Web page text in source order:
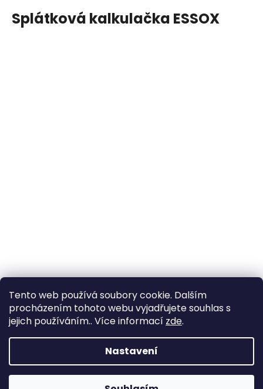
Tento web používá soubory cookie. Dalším
procházením tohoto webu vyjadřujete souhlas s
jejich používáním.. Více informací zde.
Nastavení
Splátková kalkulačka ESSOX